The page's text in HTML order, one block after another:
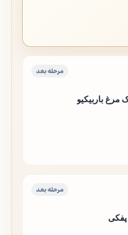
مرحله بعد
مرغ باربیکیو
مرحله بعد
پفکی